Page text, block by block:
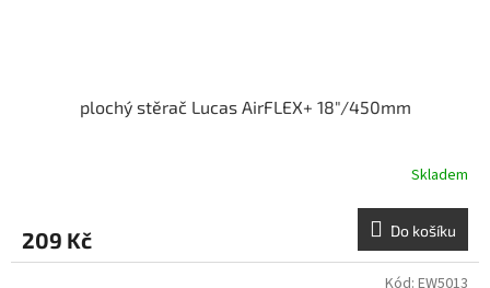
plochý stěrač Lucas AirFLEX+ 18"/450mm
Skladem
209 Kč Do košíku
Kód: EW5013